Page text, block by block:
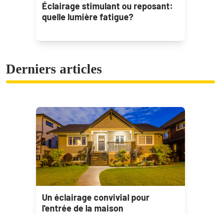
Éclairage stimulant ou reposant:
quelle lumière fatigue?
Derniers articles
Un éclairage convivial pour
l'entrée de la maison